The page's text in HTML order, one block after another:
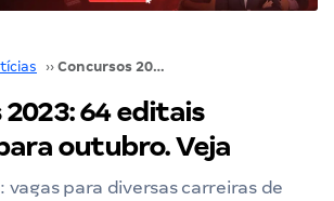
›› Concursos 2023: 64 editais previstos para outubro. Veja
64 editais
outubro. Veja
vagas para diversas carreiras de